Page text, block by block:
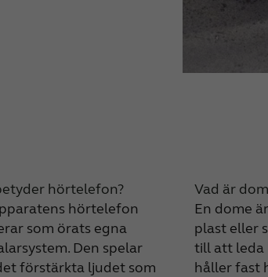
hörtelefon?
hörtelefon
som örats egna
Den spelar
förstärkta ljudet som
Vad är
En dome
plast eller
till att leda
håller fast